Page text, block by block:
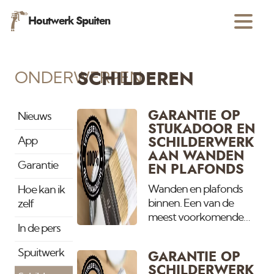
Houtwerk Spuiten
ONDERWERPEN
Nieuws
App
Garantie
Hoe kan ik
zelf
In de pers
Spuitwerk
SCHILDEREN
GARANTIE OP
STUKADOOR EN
SCHILDERWERK
AAN WANDEN
EN PLAFONDS
Wanden en plafonds
binnen. Een van de
meest voorkomende
van naden en kieren. Na
GARANTIE OP
SCHILDERWERK